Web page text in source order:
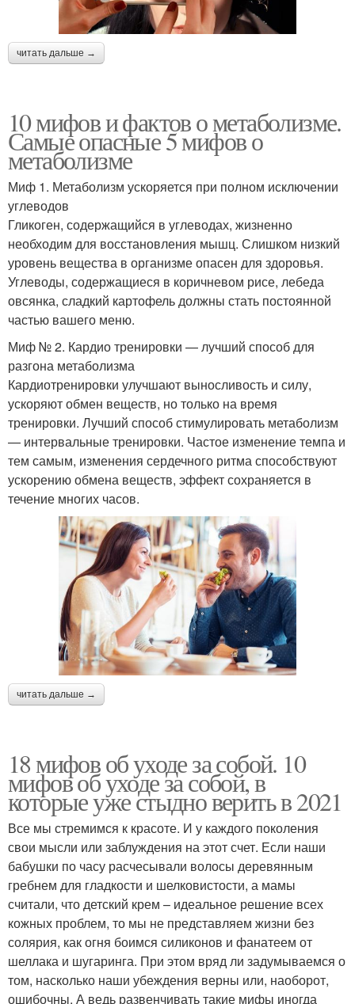
читать дальше →
10 мифов и фактов о метаболизме.
Самые опасные 5 мифов о
метаболизме
Миф 1. Метаболизм ускоряется при полном исключении
углеводов
Гликоген, содержащийся в углеводах, жизненно
необходим для восстановления мышц. Слишком низкий
уровень вещества в организме опасен для здоровья.
Углеводы, содержащиеся в коричневом рисе, лебеда
овсянка, сладкий картофель должны стать постоянной
частью вашего меню.
Миф № 2. Кардио тренировки — лучший способ для
разгона метаболизма
Кардиотренировки улучшают выносливость и силу,
ускоряют обмен веществ, но только на время
тренировки. Лучший способ стимулировать метаболизм
— интервальные тренировки. Частое изменение темпа и
тем самым, изменения сердечного ритма способствуют
ускорению обмена веществ, эффект сохраняется в
течение многих часов.
читать дальше →
18 мифов об уходе за собой. 10
мифов об уходе за собой, в
которые уже стыдно верить в 2021
Все мы стремимся к красоте. И у каждого поколения
свои мысли или заблуждения на этот счет. Если наши
бабушки по часу расчесывали волосы деревянным
гребнем для гладкости и шелковистости, а мамы
считали, что детский крем – идеальное решение всех
кожных проблем, то мы не представляем жизни без
солярия, как огня боимся силиконов и фанатеем от
шеллака и шугаринга. При этом вряд ли задумываемся о
том, насколько наши убеждения верны или, наоборот,
ошибочны. А ведь развенчивать такие мифы иногда